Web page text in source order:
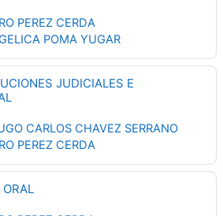
PEREZ CERDA
POMA YUGAR
JUDICIALES E
CARLOS CHAVEZ SERRANO
PEREZ CERDA